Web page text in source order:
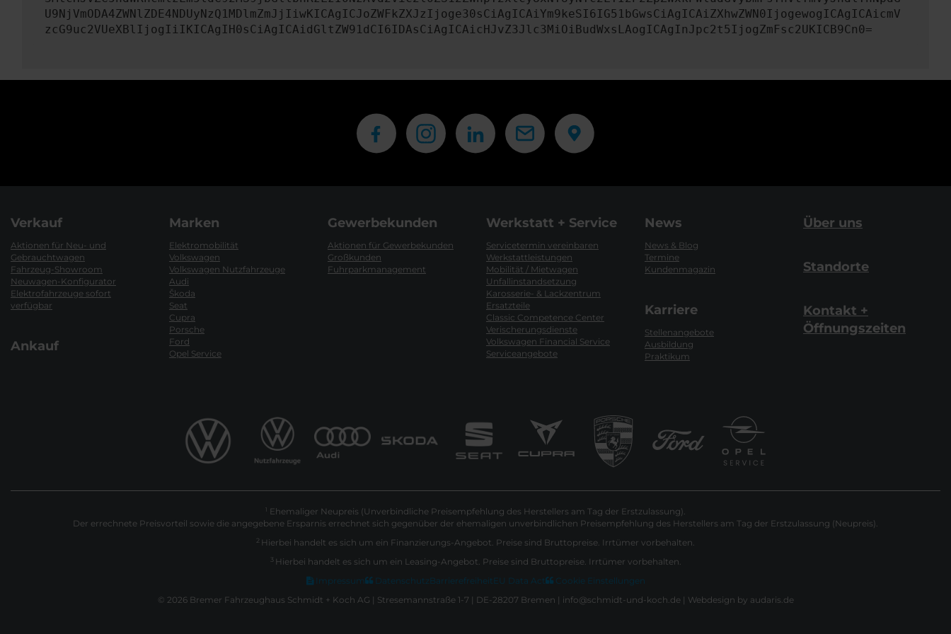
U9NjVmODA4ZWNlZDE4NDUyNzQ1MDlmZmJjIiwKICAgICJoZWFkZXJzIjoge30sCiAgICAiYm9keSI6IG51bGwsCiAgICAiZXhwZWN0IjogewogICAgICAicmV
zcG9uc2VUeXBlIjogIiIKICAgIH0sCiAgICAidGltZW91dCI6IDAsCiAgICAicHJvZ3Jlc3MiOiBudWxsLAogICAgInJpc2t5IjogZmFsc2UKICB9Cn0=
Verkauf
Aktionen für Neu- und
Gebrauchtwagen
Fahrzeug-Showroom
Neuwagen-Konfigurator
Elektrofahrzeuge sofort
verfügbar
Ankauf
Marken
Elektromobilität
Volkswagen
Volkswagen Nutzfahrzeuge
Audi
Škoda
Seat
Cupra
Porsche
Ford
Opel Service
Gewerbekunden
Aktionen für Gewerbekunden
Großkunden
Fuhrparkmanagement
Werkstatt + Service
Servicetermin vereinbaren
Werkstattleistungen
Mobilität / Mietwagen
Unfallinstandsetzung
Karosserie- & Lackzentrum
Ersatzteile
Classic Competence Center
Verischerungsdienste
Volkswagen Financial Service
Serviceangebote
News
News & Blog
Termine
Kundenmagazin
Karriere
Stellenangebote
Ausbildung
Praktikum
Über uns
Standorte
Kontakt +
Öffnungszeiten
1 Ehemaliger Neupreis (Unverbindliche Preisempfehlung des Herstellers am Tag der Erstzulassung).
Der errechnete Preisvorteil sowie die angegebene Ersparnis errechnet sich gegenüber der ehemaligen unverbindlichen Preisempfehlung des Herstellers am Tag der Erstzulassung (Neupreis).
2 Hierbei handelt es sich um ein Finanzierungs-Angebot. Preise sind Bruttopreise. Irrtümer vorbehalten.
3 Hierbei handelt es sich um ein Leasing-Angebot. Preise sind Bruttopreise. Irrtümer vorbehalten.
Impressum
Datenschutz Barrierefreiheit EU Data Act
Cookie Einstellungen
© 2026 Bremer Fahrzeughaus Schmidt + Koch AG | Stresemannstraße 1-7 | DE-28207 Bremen | info@schmidt-und-koch.de | Webdesign by audaris.de